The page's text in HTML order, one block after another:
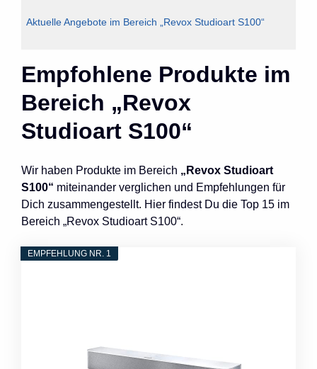
Aktuelle Angebote im Bereich „Revox Studioart S100“
Empfohlene Produkte im
Bereich „Revox
Studioart S100“
Wir haben Produkte im Bereich „Revox Studioart
S100“ miteinander verglichen und Empfehlungen für
Dich zusammengestellt. Hier findest Du die Top 15 im
Bereich „Revox Studioart S100“.
EMPFEHLUNG NR. 1